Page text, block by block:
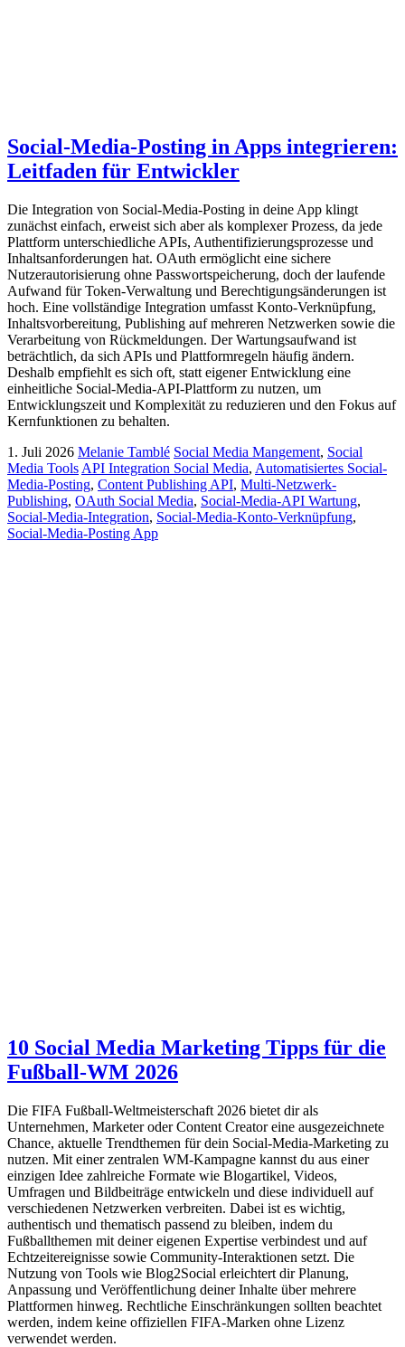
Social-Media-Posting in Apps integrieren:
Leitfaden für Entwickler
Die Integration von Social-Media-Posting in deine App klingt
zunächst einfach, erweist sich aber als komplexer Prozess, da jede
Plattform unterschiedliche APIs, Authentifizierungsprozesse und
Inhaltsanforderungen hat. OAuth ermöglicht eine sichere
Nutzerautorisierung ohne Passwortspeicherung, doch der laufende
Aufwand für Token-Verwaltung und Berechtigungsänderungen ist
hoch. Eine vollständige Integration umfasst Konto-Verknüpfung,
Inhaltsvorbereitung, Publishing auf mehreren Netzwerken sowie die
Verarbeitung von Rückmeldungen. Der Wartungsaufwand ist
beträchtlich, da sich APIs und Plattformregeln häufig ändern.
Deshalb empfiehlt es sich oft, statt eigener Entwicklung eine
einheitliche Social-Media-API-Plattform zu nutzen, um
Entwicklungszeit und Komplexität zu reduzieren und den Fokus auf
Kernfunktionen zu behalten.
1. Juli 2026 Melanie Tamblé Social Media Mangement, Social
Media Tools API Integration Social Media, Automatisiertes Social-
Media-Posting, Content Publishing API, Multi-Netzwerk-
Publishing, OAuth Social Media, Social-Media-API Wartung,
Social-Media-Integration, Social-Media-Konto-Verknüpfung,
Social-Media-Posting App
10 Social Media Marketing Tipps für die
Fußball-WM 2026
Die FIFA Fußball-Weltmeisterschaft 2026 bietet dir als
Unternehmen, Marketer oder Content Creator eine ausgezeichnete
Chance, aktuelle Trendthemen für dein Social-Media-Marketing zu
nutzen. Mit einer zentralen WM-Kampagne kannst du aus einer
einzigen Idee zahlreiche Formate wie Blogartikel, Videos,
Umfragen und Bildbeiträge entwickeln und diese individuell auf
verschiedenen Netzwerken verbreiten. Dabei ist es wichtig,
authentisch und thematisch passend zu bleiben, indem du
Fußballthemen mit deiner eigenen Expertise verbindest und auf
Echtzeitereignisse sowie Community-Interaktionen setzt. Die
Nutzung von Tools wie Blog2Social erleichtert dir Planung,
Anpassung und Veröffentlichung deiner Inhalte über mehrere
Plattformen hinweg. Rechtliche Einschränkungen sollten beachtet
werden, indem keine offiziellen FIFA-Marken ohne Lizenz
verwendet werden.